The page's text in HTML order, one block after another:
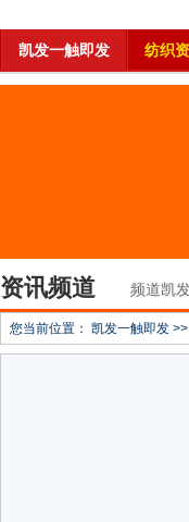
凯发一触即发 纺织
资讯频道 频道凯
您当前位置： 凯发一触即发 >>